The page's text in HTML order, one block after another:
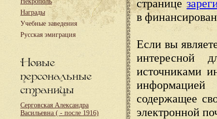
Награды
Учебные заведения
Русская эмиграция
Новые
персональные
страницы
Серговская Александра
Васильевна ( - после 1916)
странице
в
Если вы
интересной
источниками
содержащее
электронной